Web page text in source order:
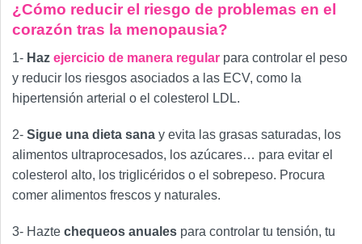
¿Cómo reducir el riesgo de problemas en el
corazón tras la menopausia?
1- Haz ejercicio de manera regular para controlar el peso
y reducir los riesgos asociados a las ECV, como la
hipertensión arterial o el colesterol LDL.
2- Sigue una dieta sana y evita las grasas saturadas, los
alimentos ultraprocesados, los azúcares… para evitar el
colesterol alto, los triglicéridos o el sobrepeso. Procura
comer alimentos frescos y naturales.
3- Hazte chequeos anuales para controlar tu tensión, tu